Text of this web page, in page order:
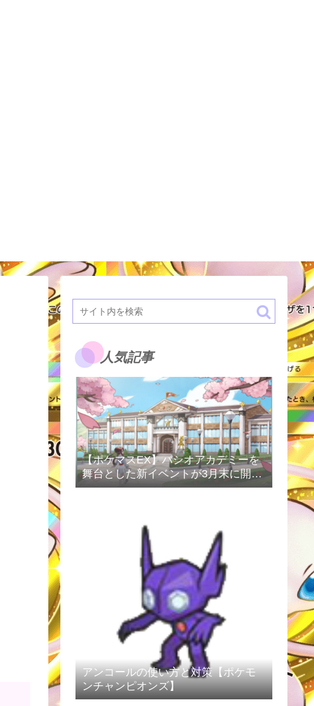
人気記事
【ポケマスEX】パシオアカデミーを
舞台とした新イベントが3月末に開催
予定！
アンコールの使い方と対策【ポケモ
ンチャンピオンズ】